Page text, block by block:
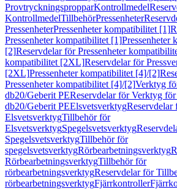
ProvtryckningspropparKontrollmedel
KontrollmedelTillbehörPressenheter
PressenheterPressenheter kompatibilitet [1]
Pressenheter kompatibilitet [1]Pressenheter
[2]Reservdelar för Pressenheter
kompatibilitet [2XL]Reservdelar för
[2XL]Pressenheter kompatibilitet [4]/[2]
Pressenheter kompatibilitet [4]/[2]Verktyg
db20/Geberit PEReservdelar för Verktyg
db20/Geberit PEElsvetsverktygReservdelar
ElsvetsverktygTillbehör för
ElsvetsverktygSpegelsvetsverktyg
SpegelsvetsverktygTillbehör för
spegelsvetsverktygRörbearbetningsverktyg
RörbearbetningsverktygTillbehör för
rörbearbetningsverktygReservdelar för
rörbearbetningsverktygFjärrkontroller